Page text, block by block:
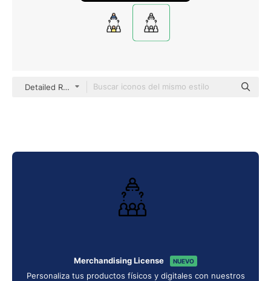
Detailed Rounded Lineal
Merchandising License NUEVO
Personaliza tus productos físicos y digitales con nuestros